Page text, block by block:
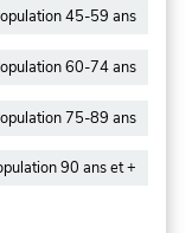
45-59 ans
60-74 ans
75-89 ans
90 ans et +